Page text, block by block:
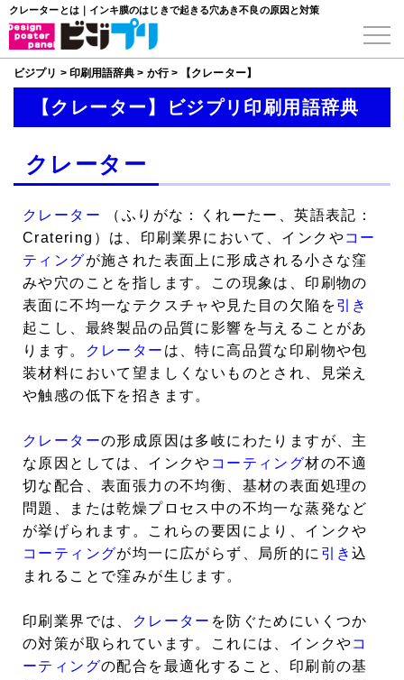
クレーターとは｜インキ膜のはじきで起きる穴あき不良の原因と対策
ビジプリ > 印刷用語辞典 > か行> 【クレーター】
【クレーター】ビジプリ印刷用語辞典
クレーター
クレーター
（ふりがな：くれーたー、英語表記：
Cratering）は、印刷業界において、インクやコー
ティングが施された表面上に形成される小さな窪
みや穴のことを指します。この現象は、印刷物の
表面に不均一なテクスチャや見た目の欠陥を引き
起こし、最終製品の品質に影響を与えることがあ
ります。
クレーター は、特に高品質な印刷物や包
装材料において望ましくないものとされ、見栄え
や触感の低下を招きます。
クレーターの形成原因は多岐にわたりますが、主
な原因としては、インクや コーティング材の不適
切な配合、表面張力の不均衡、基材の表面処理の
問題、または乾燥プロセス中の不均一な蒸発など
が挙げられます。これらの要因により、インクや
コーティングが均一に広がらず、局所的に 引き込
まれることで窪みが生じます。
印刷業界では、 クレーター を防ぐためにいくつか
の対策が取られています。これには、インクやコ
ーティングの配合を最適化すること、印刷前の基